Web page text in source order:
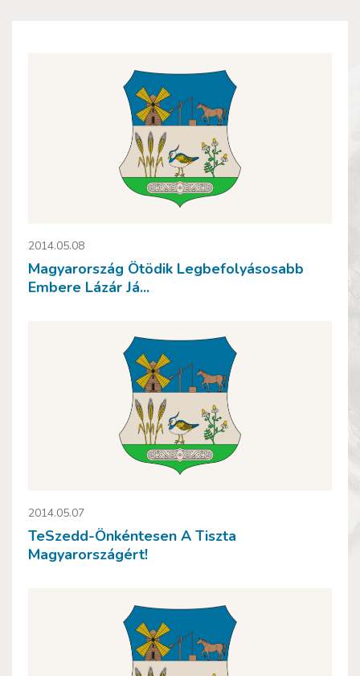
2014.05.08
Magyarország Ötödik Legbefolyásosabb
Embere Lázár Já...
2014.05.07
TeSzedd-Önkéntesen A Tiszta
Magyarországért!